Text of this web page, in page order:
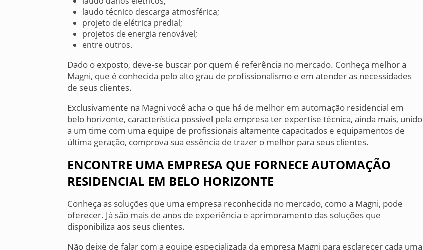
laudo técnico descarga atmosférica;
projeto de elétrica predial;
projetos de energia renovável;
entre outros.
Dado o exposto, deve-se buscar por quem é referência no mercado. Conheça melhor a
Magni, que é conhecida pelo alto grau de profissionalismo e em atender as necessidades
de seus clientes.
Exclusivamente na Magni você acha o que há de melhor em automação residencial em
belo horizonte, característica possível pela empresa ter expertise técnica, ainda mais, unido
a um time com uma equipe de profissionais altamente capacitados e equipamentos de
última geração, comprova sua essência de trazer o melhor para seus clientes.
ENCONTRE UMA EMPRESA QUE FORNECE AUTOMAÇÃO
RESIDENCIAL EM BELO HORIZONTE
Conheça as soluções que uma empresa reconhecida no mercado, como a Magni, pode
oferecer. Já são mais de anos de experiência e aprimoramento das soluções que
disponibiliza aos seus clientes.
Não deixe de falar com a equipe especializada da empresa Magni para esclarecer cada uma